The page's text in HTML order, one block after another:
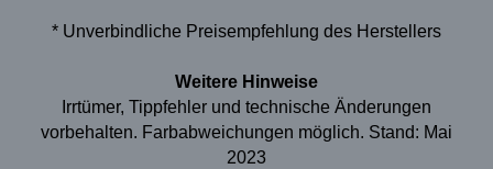
* Unverbindliche Preisempfehlung des Herstellers
Weitere Hinweise
Irrtümer, Tippfehler und technische Änderungen
vorbehalten. Farbabweichungen möglich. Stand: Mai
2023